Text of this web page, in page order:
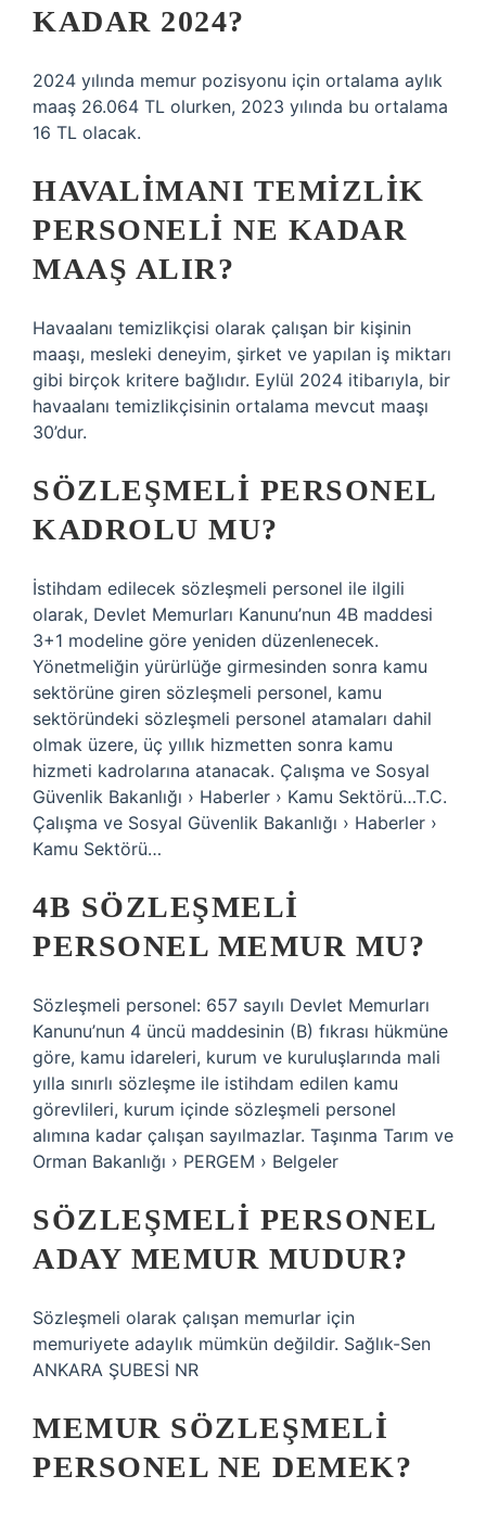
KADAR 2024?
2024 yılında memur pozisyonu için ortalama aylık
maaş 26.064 TL olurken, 2023 yılında bu ortalama
16 TL olacak.
HAVALIMANI TEMIZLIK
PERSONELI NE KADAR
MAAŞ ALIR?
Havaalanı temizlikçisi olarak çalışan bir kişinin
maaşı, mesleki deneyim, şirket ve yapılan iş miktarı
gibi birçok kritere bağlıdır. Eylül 2024 itibarıyla, bir
havaalanı temizlikçisinin ortalama mevcut maaşı
30’dur.
SÖZLEŞMELI PERSONEL
KADROLU MU?
İstihdam edilecek sözleşmeli personel ile ilgili
olarak, Devlet Memurları Kanunu’nun 4B maddesi
3+1 modeline göre yeniden düzenlenecek.
Yönetmeliğin yürürlüğe girmesinden sonra kamu
sektörüne giren sözleşmeli personel, kamu
sektöründeki sözleşmeli personel atamaları dahil
olmak üzere, üç yıllık hizmetten sonra kamu
hizmeti kadrolarına atanacak. Çalışma ve Sosyal
Güvenlik Bakanlığı › Haberler › Kamu Sektörü…T.C.
Çalışma ve Sosyal Güvenlik Bakanlığı › Haberler ›
Kamu Sektörü…
4B SÖZLEŞMELI
PERSONEL MEMUR MU?
Sözleşmeli personel: 657 sayılı Devlet Memurları
Kanunu’nun 4 üncü maddesinin (B) fıkrası hükmüne
göre, kamu idareleri, kurum ve kuruluşlarında mali
yılla sınırlı sözleşme ile istihdam edilen kamu
görevlileri, kurum içinde sözleşmeli personel
alımına kadar çalışan sayılmazlar. Taşınma Tarım ve
Orman Bakanlığı › PERGEM › Belgeler
SÖZLEŞMELI PERSONEL
ADAY MEMUR MUDUR?
Sözleşmeli olarak çalışan memurlar için
memuriyete adaylık mümkün değildir. Sağlık-Sen
ANKARA ŞUBESİ NR
MEMUR SÖZLEŞMELI
PERSONEL NE DEMEK?